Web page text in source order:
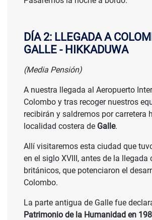
DÍA 2: LLEGADA A
GALLE - HIKKADUWA
(Media Pensión)
A nuestra llegada al Aeropuerto
Colombo y tras recoger nuestros
recibirán y saldremos por carretera
localidad costera de Galle.
Allí visitaremos esta ciudad que
en el siglo XVIII, antes de la llegada
británicos, que potenciaron el
Colombo.
La parte antigua de Galle fue
Patrimonio de la Humanidad en